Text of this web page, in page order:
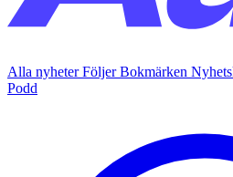
Alla nyheterFöljerBokmärken
Podd